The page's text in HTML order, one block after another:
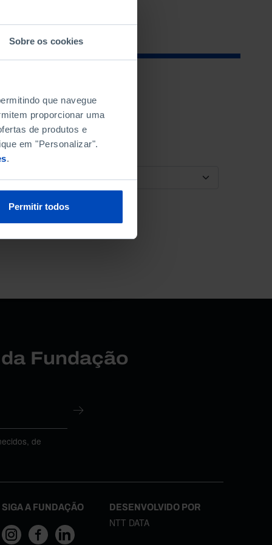
Sobre os cookies
que navegue
proporcionar uma
de produtos e
em "Personalizar".
.
Permitir todos
ORDENAR POR
Fundação
de
SIGA A FUNDAÇÃO DESENVOLVIDO POR
NTT DATA